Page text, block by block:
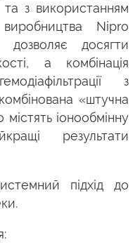
та з використанням
виробництва Nipro
досягти
а комбінація
з
«штучна
іонообмінну
результати
підхід до